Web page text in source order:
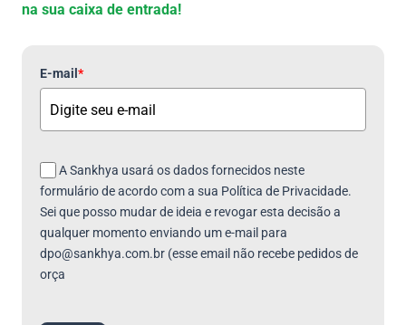
na sua caixa de entrada!
E-mail *
A Sankhya usará os dados fornecidos neste
formulário de acordo com a sua Política de Privacidade.
Sei que posso mudar de ideia e revogar esta decisão a
qualquer momento enviando um e-mail para
dpo@sankhya.com.br (esse email não recebe pedidos de
orça